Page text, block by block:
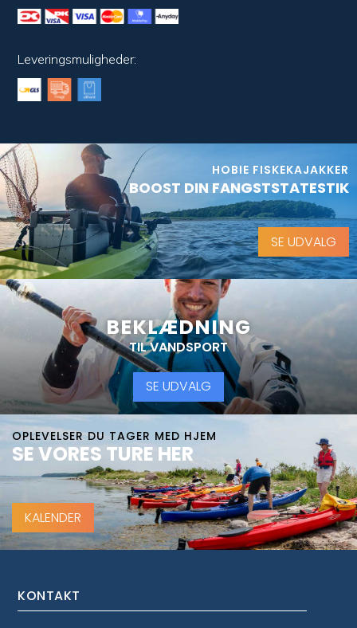
Leveringsmuligheder:
HOBIE FISKEKAJAKKER
BOOST DIN FANGSTSTATESTIK
SE UDVALG
BEKLÆDNING
TIL VANDSPORT
SE UDVALG
OPLEVELSER DU TAGER MED HJEM
SE VORES TURE HER
KALENDER
KONTAKT